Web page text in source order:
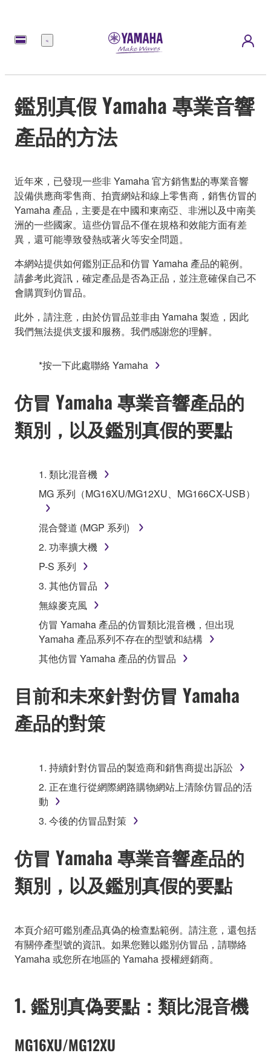
選
鑑別真假 Yamaha 專業音響
產品的方法
近年來，已發現一些非 Yamaha 官方銷售點的專業音響
設備供應商零售商、拍賣網站和線上零售商，銷售仿冒的
Yamaha 產品，主要是在中國和東南亞、非洲以及中南美
洲的一些國家。這些仿冒品不僅在規格和效能方面有差
異，還可能導致發熱或著火等安全問題。
本網站提供如何鑑別正品和仿冒 Yamaha 產品的範例。
請參考此資訊，確定產品是否為正品，並注意確保自己不
會購買到仿冒品。
此外，請注意，由於仿冒品並非由 Yamaha 製造，因此
我們無法提供支援和服務。我們感謝您的理解。
*按一下此處聯絡 Yamaha
仿冒 Yamaha 專業音響產品的
類別，以及鑑別真假的要點
1. 類比混音機
MG 系列（MG16XU/MG12XU、MG166CX-USB）
混合聲道 (MGP 系列)
2. 功率擴大機
P-S 系列
3. 其他仿冒品
無線麥克風
仿冒 Yamaha 產品的仿冒類比混音機，但出現
Yamaha 產品系列不存在的型號和結構
其他仿冒 Yamaha 產品的仿冒品
目前和未來針對仿冒 Yamaha
產品的對策
1. 持續針對仿冒品的製造商和銷售商提出訴訟
2. 正在進行從網際網路購物網站上清除仿冒品的活
動
3. 今後的仿冒品對策
仿冒 Yamaha 專業音響產品的
類別，以及鑑別真假的要點
本頁介紹可鑑別產品真偽的檢查點範例。請注意，還包括
有關停產型號的資訊。如果您難以鑑別仿冒品，請聯絡
Yamaha 或您所在地區的 Yamaha 授權經銷商。
1. 鑑別真偽要點：類比混音機
MG16XU/MG12XU